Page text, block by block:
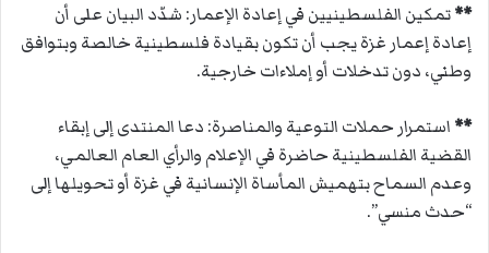
**تمكين الفلسطينيين في إعادة الإعمار: شدّد البيان على أن
إعادة إعمار غزة يجب أن تكون بقيادة فلسطينية خالصة وبتوافق
وطني، دون تدخلات أو إملاءات خارجية.
** استمرار حملات التوعية والمناصرة: دعا المنتدى إلى إبقاء
القضية الفلسطينية حاضرة في الإعلام والرأي العام العالمي،
وعدم السماح بتهميش المأساة الإنسانية في غزة أو تحويلها إلى
“حدث منسي”.